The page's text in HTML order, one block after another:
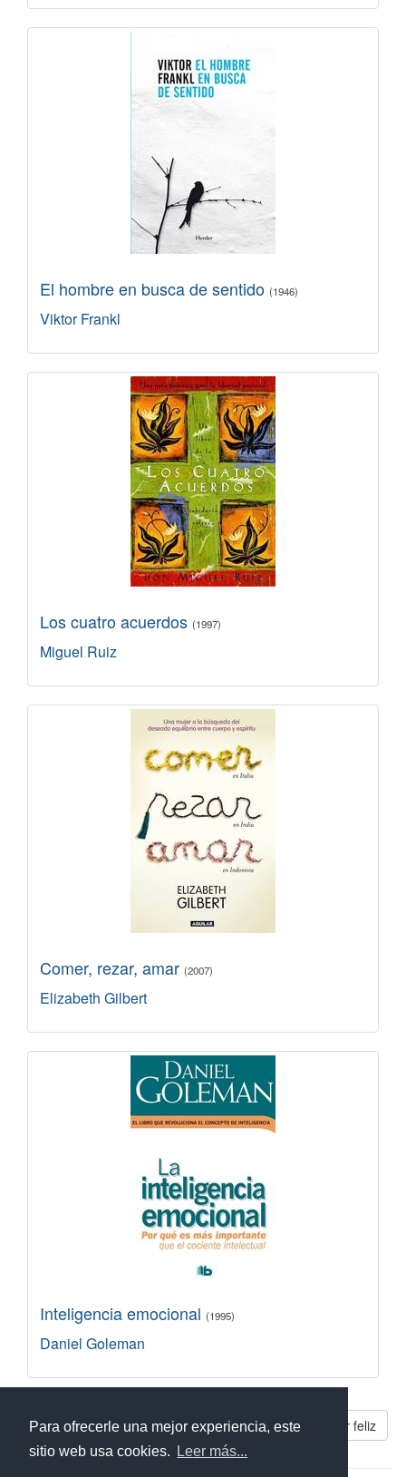
Para ofrecerle una mejor experiencia, este
sitio web usa cookies.
Leer más...
El hombre en busca de sentido (1946)
Viktor Frankl
Los cuatro acuerdos (1997)
Miguel Ruiz
Comer, rezar, amar (2007)
Elizabeth Gilbert
Inteligencia emocional (1995)
Daniel Goleman
Libros parecidos a El hombre que quería ser feliz